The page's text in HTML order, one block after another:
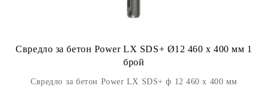
Свредло за бетон Power LX SDS+ Ø12 460 x 400 мм 1
брой
Свредло за бетон Power LX SDS+ ф 12 460 x 400 мм